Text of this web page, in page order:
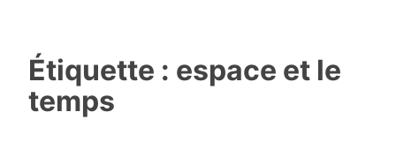
Étiquette : espace et le
temps